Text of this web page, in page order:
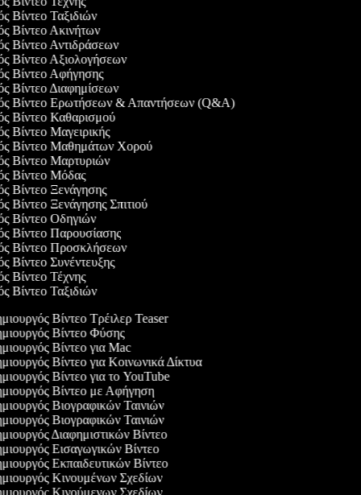
Βίντεο Ταξιδιών
Βίντεο Ακινήτων
Βίντεο Αντιδράσεων
Βίντεο Αξιολογήσεων
Βίντεο Αφήγησης
Βίντεο Διαφημίσεων
Βίντεο Ερωτήσεων & Απαντήσεων (Q&A)
Βίντεο Καθαρισμού
Βίντεο Μαγειρικής
Βίντεο Μαθημάτων Χορού
Βίντεο Μαρτυριών
Βίντεο Μόδας
Βίντεο Ξενάγησης
Βίντεο Ξενάγησης Σπιτιού
Βίντεο Οδηγιών
Βίντεο Παρουσίασης
Βίντεο Προσκλήσεων
Βίντεο Συνέντευξης
Βίντεο Τέχνης
Βίντεο Ταξιδιών
Βίντεο Τρέιλερ Teaser
Βίντεο Φύσης
Βίντεο για Mac
Βίντεο για Κοινωνικά Δίκτυα
Βίντεο για το YouTube
Βίντεο με Αφήγηση
Βιογραφικών Ταινιών
Βιογραφικών Ταινιών
Διαφημιστικών Βίντεο
Εισαγωγικών Βίντεο
Εκπαιδευτικών Βίντεο
Κινουμένων Σχεδίων